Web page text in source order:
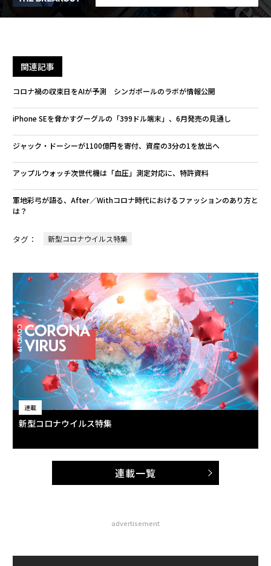
関連記事
コロナ禍の収束日をAIが予測 シンガポールのラボが情報公開
iPhone SEを脅かすグーグルの「399ドル端末」、6月発売の見通し
ジャック・ドーシーが1100億円を寄付、資産の3分の1を放出へ
アップルウォッチ次世代機は「血圧」測定対応に、特許資料
軍地彩弓が語る、After／Withコロナ時代におけるファッションのあり方と
は？
タグ： 新型コロナウイルス特集
連載
新型コロナウイルス特集
連載一覧
advertisement